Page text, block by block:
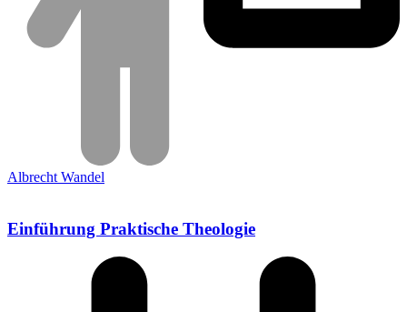
Albrecht Wandel
Einführung Praktische Theologie